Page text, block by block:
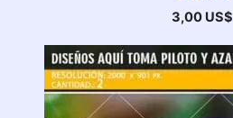
3,00 US$